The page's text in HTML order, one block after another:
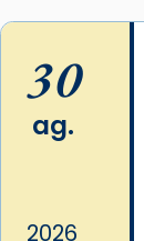
View
30
ag.
2026